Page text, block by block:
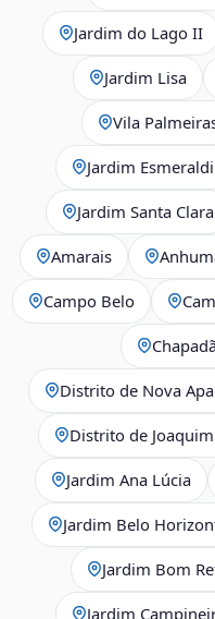
Jardim do Lago II
Jardim Lisa
Vila
Jardim
Jardim Santa Clara
Amarais
Campo Belo
Distrito de Nova
Distrito de
Jardim Ana Lúcia
Jardim Belo
Jardim Bom
Jardim